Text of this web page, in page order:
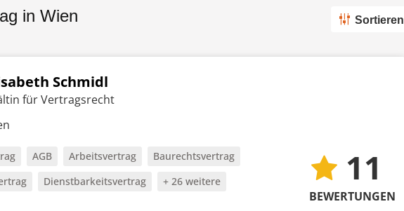
in Wien Sortieren
Schmidl
für Vertragsrecht
AGB Arbeitsvertrag
Baurechtsvertrag
Dienstbarkeitsvertrag + 26 weitere 11
BEWERTUNGEN